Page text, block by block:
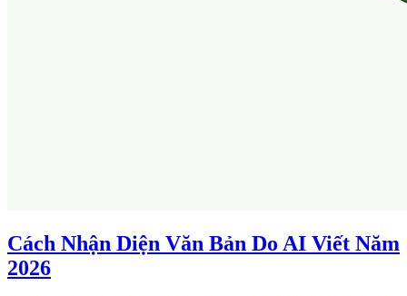
Cách Nhận Diện Văn Bản Do AI Viết Năm
2026